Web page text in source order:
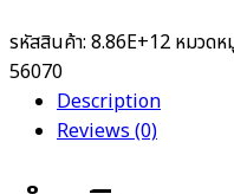
รหัสสินค้า: 8.86E+12 หมวดห
56070
Description
Reviews (0)